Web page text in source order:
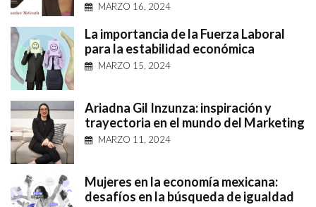
MARZO 16, 2024
La importancia de la Fuerza Laboral
para la estabilidad económica
MARZO 15, 2024
Ariadna Gil Inzunza: inspiración y
trayectoria en el mundo del Marketing
MARZO 11, 2024
Mujeres en la economía mexicana:
desafíos en la búsqueda de igualdad